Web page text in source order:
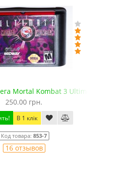
Mortal Kombat 3 Ultimate
250.00 грн.
В 1 клік
Код товара: 853-7
16 отзывов